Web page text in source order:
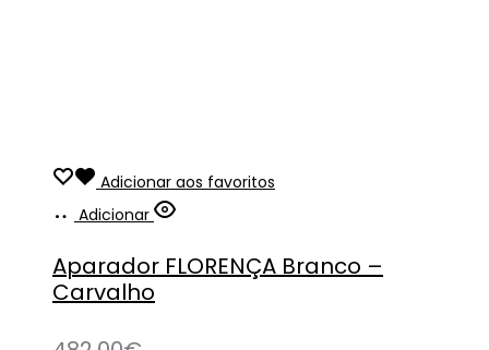
Adicionar aos favoritos
Adicionar
Aparador FLORENÇA Branco –
Carvalho